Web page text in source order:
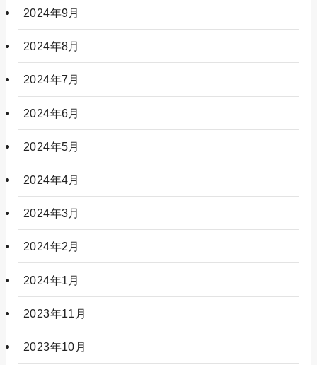
2024年9月
2024年8月
2024年7月
2024年6月
2024年5月
2024年4月
2024年3月
2024年2月
2024年1月
2023年11月
2023年10月